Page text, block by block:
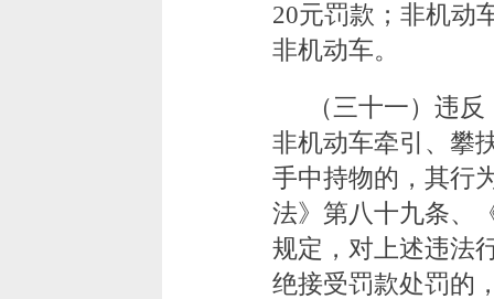
20元罚款；非机动
非机动车。
（三十一）违
非机动车牵引、攀
手中持物的，其行
法》第八十九条、
规定，对上述违法
绝接受罚款处罚的